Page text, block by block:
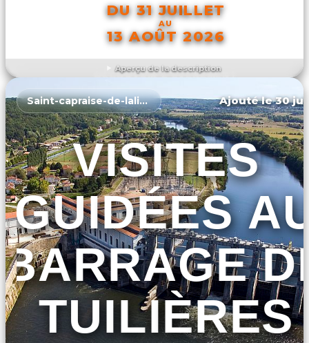
Aperçu de la description
DU 31 JUILLET
AU
13 AOÛT 2026
DÉCOUVRIR L'ÉVÉNEMENT
Saint-capraise-de-lalinde Ajouté le 30
VISITES
GUIDÉES
BARRAGE
TUILIÈRES